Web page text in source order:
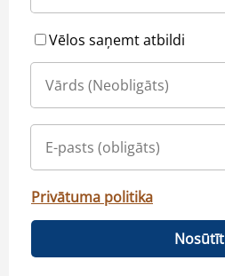
Vēlos saņemt atbildi
Privātuma politika
Nosūtīt